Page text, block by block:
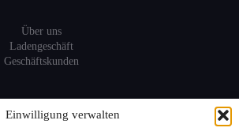
Einwilligung verwalten
Über uns
Ladengeschäft
Geschäftskunden
Information